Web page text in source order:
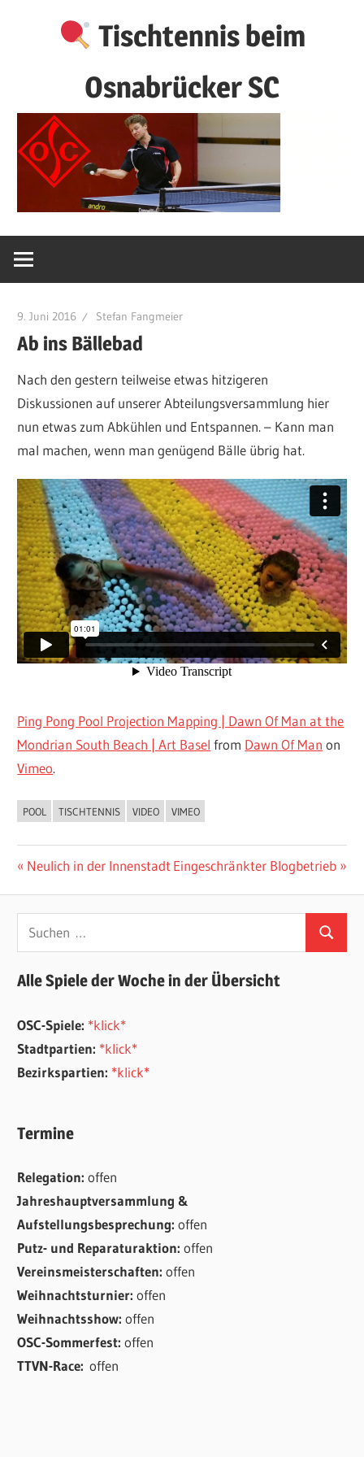
Tischtennis beim
Osnabrücker SC
9. Juni 2016 Stefan Fangmeier
Ab ins Bällebad
Nach den gestern teilweise etwas hitzigeren
Diskussionen auf unserer Abteilungsversammlung hier
nun etwas zum Abkühlen und Entspannen. – Kann man
mal machen, wenn man genügend Bälle übrig hat.
Ping Pong Pool Projection Mapping | Dawn Of Man at the
Mondrian South Beach | Art Basel from Dawn Of Man on
Vimeo.
ALLGEMEIN
POOL TISCHTENNIS VIDEO VIMEO
Beitragsnavigation
Vorheriger
Neulich in der Innenstadt Nächster
Eingeschränkter Blogbetrieb
Suchen
nach:
Suchen
Alle Spiele der Woche in der Übersicht
OSC-Spiele: *klick*
Stadtpartien: *klick*
Bezirkspartien: *klick*
Termine
Relegation:offen
Jahreshauptversammlung &
Aufstellungsbesprechung:offen
Putz- und Reparaturaktion:offen
Vereinsmeisterschaften:offen
Weihnachtsturnier:offen
Weihnachtsshow:offen
OSC-Sommerfest:offen
TTVN-Race:offen